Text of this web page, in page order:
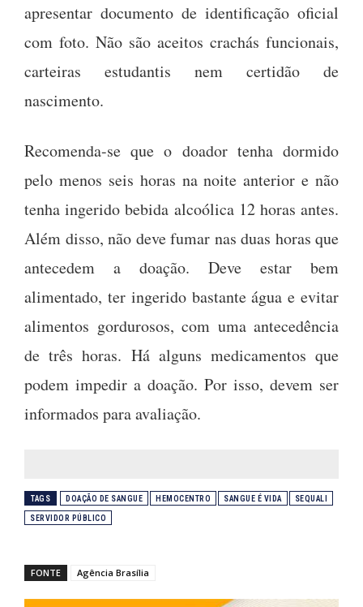
apresentar documento de identificação oficial
com foto. Não são aceitos crachás funcionais,
carteiras estudantis nem certidão de
nascimento.
Recomenda-se que o doador tenha dormido
pelo menos seis horas na noite anterior e não
tenha ingerido bebida alcoólica 12 horas antes.
Além disso, não deve fumar nas duas horas que
antecedem a doação. Deve estar bem
alimentado, ter ingerido bastante água e evitar
alimentos gordurosos, com uma antecedência
de três horas. Há alguns medicamentos que
podem impedir a doação. Por isso, devem ser
informados para avaliação.
TAGS DOAÇÃO DE SANGUE HEMOCENTRO SANGUE É VIDA SEQUALI
SERVIDOR PÚBLICO
FONTE Agência Brasília